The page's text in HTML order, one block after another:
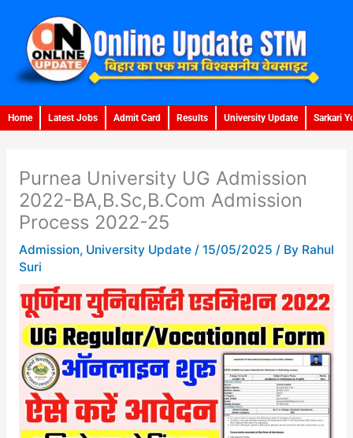
content
Home Latest Jobs Admit Card Results University Update Sarkari
Purnea University UG Admission
2022-BA,B.Sc,B.Com Admission
Process 2022-25
Admission, University Update/ 15/05/2025 / By Rahul
Suri